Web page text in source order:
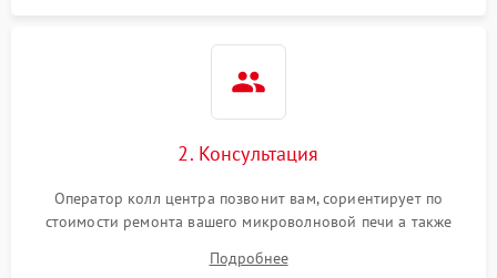
1000 ₽
2. Консультация
Оператор колл центра позвонит вам, сориентирует по
стоимости ремонта вашего микроволновой печи а также
Подробнее